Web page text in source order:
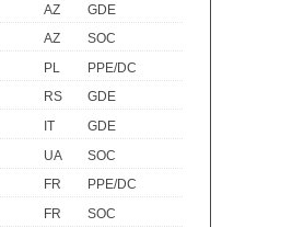
AZ
GDE
AZ
SOC
PL
PPE/DC
RS
GDE
IT
GDE
UA
SOC
FR
PPE/DC
FR
SOC